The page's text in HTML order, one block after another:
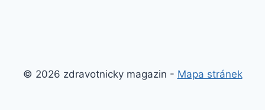
© 2026 zdravotnicky magazin - Mapa stránek